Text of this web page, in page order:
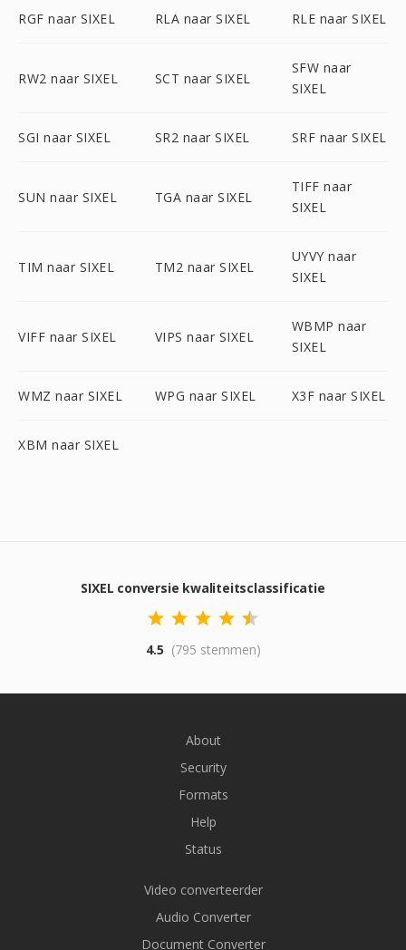
RGF naar SIXEL RLA naar SIXEL RLE naar SIXEL
RW2 naar SIXEL SCT naar SIXEL
SFW naar
SIXEL
SGI naar SIXEL SR2 naar SIXEL SRF naar SIXEL
SUN naar SIXEL TGA naar SIXEL
TIFF naar
SIXEL
TIM naar SIXEL TM2 naar SIXEL
UYVY naar
SIXEL
VIFF naar SIXEL VIPS naar SIXEL
WBMP naar
SIXEL
WMZ naar SIXEL WPG naar SIXEL X3F naar SIXEL
XBM naar SIXEL
SIXEL conversie kwaliteitsclassificatie
4.5 (795 stemmen)
About
Security
Formats
Help
Status
Video converteerder
Audio Converter
Document Converter